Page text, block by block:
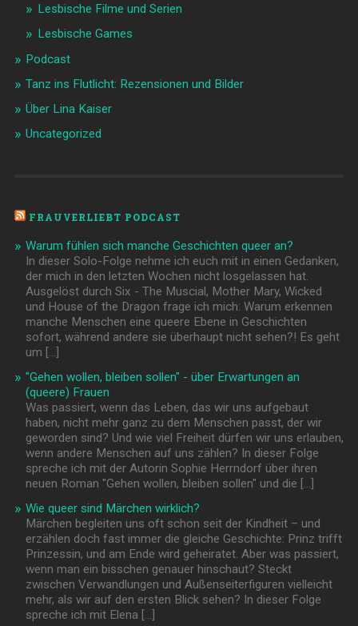
Lesbische Filme und Serien
Lesbische Games
Podcast
Tanz ins Flutlicht: Rezensionen und Bilder
Über Lina Kaiser
Uncategorized
FRAUVERLIEBT PODCAST
Warum fühlen sich manche Geschichten queer an?
In dieser Solo-Folge nehme ich euch mit in einen Gedanken,
der mich in den letzten Wochen nicht losgelassen hat.
Ausgelöst durch Six - The Muscial, Mother Mary, Wicked
und House of the Dragon frage ich mich: Warum erkennen
manche Menschen eine queere Ebene in Geschichten
sofort, während andere sie überhaupt nicht sehen?! Es geht
um […]
"Gehen wollen, bleiben sollen" - über Erwartungen an
(queere) Frauen
Was passiert, wenn das Leben, das wir uns aufgebaut
haben, nicht mehr ganz zu dem Menschen passt, der wir
geworden sind? Und wie viel Freiheit dürfen wir uns erlauben,
wenn andere Menschen auf uns zählen? In dieser Folge
spreche ich mit der Autorin Sophie Herrndorf über ihren
neuen Roman "Gehen wollen, bleiben sollen" und die […]
Wie queer sind Märchen wirklich?
Märchen begleiten uns oft schon seit der Kindheit – und
erzählen doch fast immer die gleiche Geschichte: Prinz trifft
Prinzessin, und am Ende wird geheiratet. Aber was passiert,
wenn man ein bisschen genauer hinschaut? Steckt
zwischen Verwandlungen und Außenseiterfiguren vielleicht
mehr, als wir auf den ersten Blick sehen? In dieser Folge
spreche ich mit Elena […]